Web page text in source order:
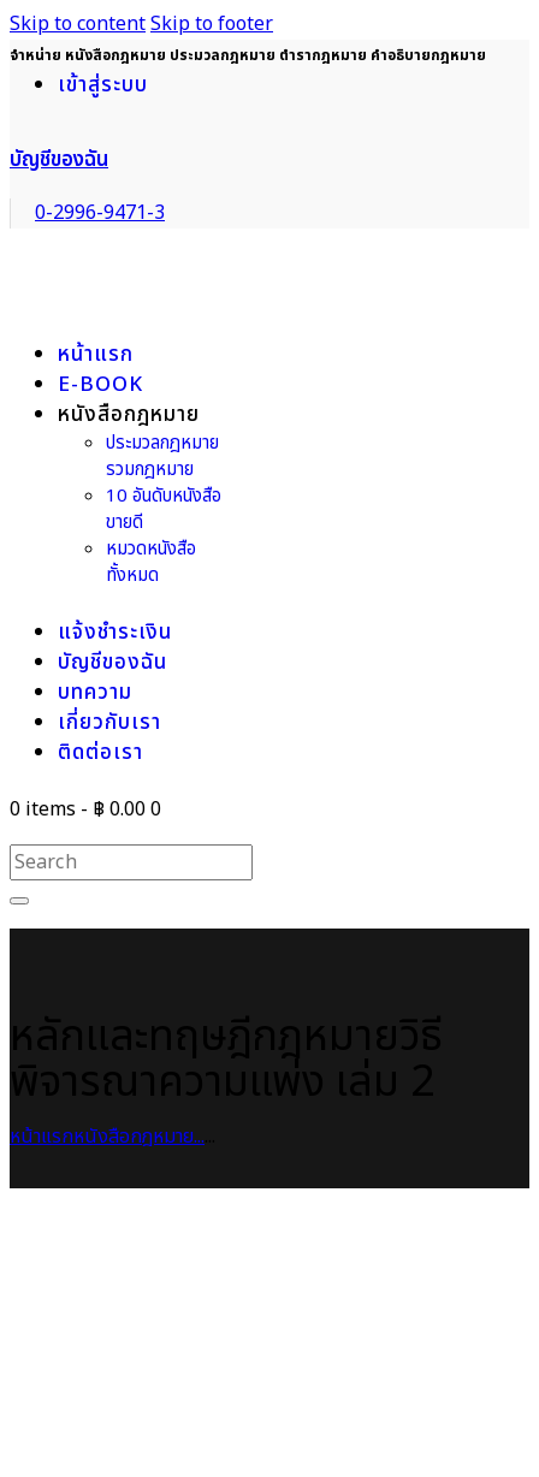
Skip to contentSkip to footer
จำหน่าย หนังสือกฎหมาย ประมวลกฎหมาย ตำรากฎหมาย คำอธิบายกฎหมาย
เข้าสู่ระบบ
บัญชีของฉัน
0-2996-9471-3
หน้าแรก
E-BOOK
หนังสือกฎหมาย
ประมวลกฎหมาย
รวมกฎหมาย
10 อันดับหนังสือ
ขายดี
หมวดหนังสือ
ทั้งหมด
แจ้งชำระเงิน
บัญชีของฉัน
บทความ
เกี่ยวกับเรา
ติดต่อเรา
0 items - ฿ 0.000
หน้าแรกหนังสือกฎหมาย...